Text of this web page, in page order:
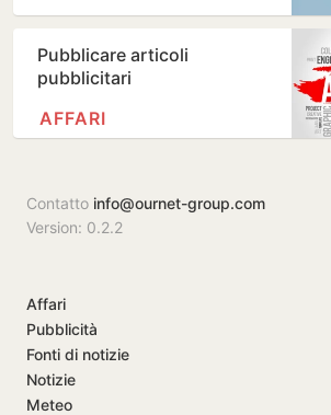
Pubblicare articoli
pubblicitari
AFFARI
Contatto info@ournet-group.com
Version: 0.2.2
Affari
Pubblicità
Fonti di notizie
Notizie
Meteo